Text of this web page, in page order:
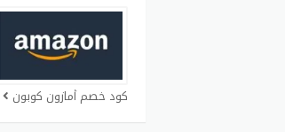
كود خصم أمازون كوبون